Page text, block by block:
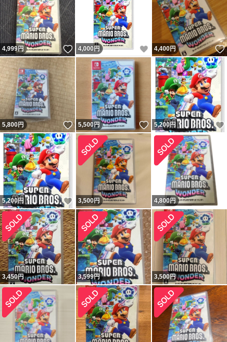
4,999円 いいね！
4,000円 いいね！
4,400円
5,800円 いいね！
5,500円 いいね！
5,200 円
5,200 円 いいね！
3,500円 4,800円
3,450円 3,599円 3,500円